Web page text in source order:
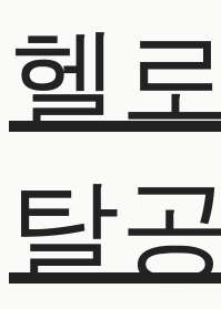
헬
탈